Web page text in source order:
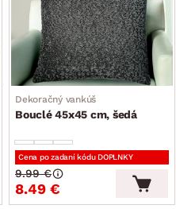
Dekoračný vankúš
Bouclé 45x45 cm, šedá
Cena po zadaní kódu DOPLNKY
8.49 €
9.99 €